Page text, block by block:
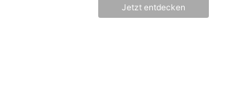
5
Jetzt entdecken